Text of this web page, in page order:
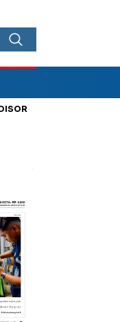
Jadi Otak Mark Up